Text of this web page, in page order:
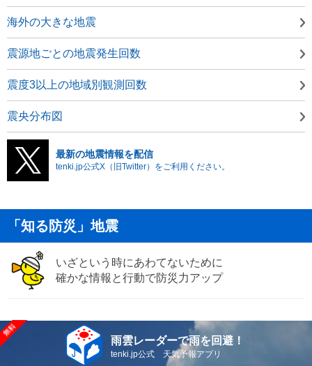
海外の大きな地震
震源地ごとの地震発生回数
震度3以上の地域別観測回数
震央分布図
最新の地震情報を配信
tenki.jp公式X（旧Twitter）をご利用ください。
「知る防災」地震
いざという時にあわてないために
確かな情報と行動で防災力アップ
雨雲レーダーで雨を回避！
tenki.jp公式 天気予報アプリ